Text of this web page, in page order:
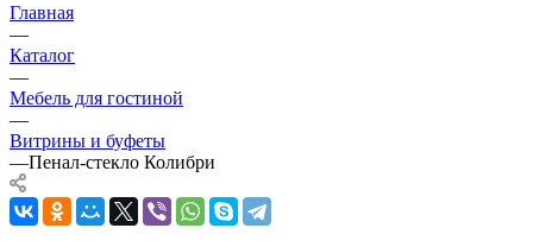
Главная
—
Каталог
—
Мебель для гостиной
—
Витрины и буфеты
—Пенал-стекло Колибри